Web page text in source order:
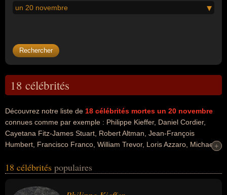
un 20 novembre
18 célébrités
Découvrez notre liste de 18 célébrités mortes un 20 novembre
connues comme par exemple : Philippe Kieffer, Daniel Cordier,
Cayetana Fitz-James Stuart, Robert Altman, Jean-François
Humbert, Francisco Franco, William Trevor, Loris Azzaro, Michael
des liens variés dans les domaines de la guerre, de l'art, de la
people, du cinéma, de la politique de droite, de l'ump, de la mode
+
+
18 célébrités populaires